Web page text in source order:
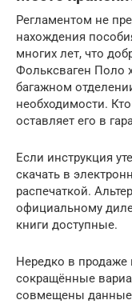
Регламентом не
нахождения
многих лет, что
Фольксваген Поло
багажном
необходимости.
оставляет его в
Если инструкция
скачать в
распечаткой.
официальному
книги доступные.
Нередко в продаже
сокращённые
совмещены